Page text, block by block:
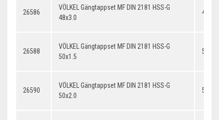
26586
VÖLKEL Gängtappset MF DIN 2181 HSS-G
48x3.0
26588
VÖLKEL Gängtappset MF DIN 2181 HSS-G
50x1.5
26590
VÖLKEL Gängtappset MF DIN 2181 HSS-G
50x2.0